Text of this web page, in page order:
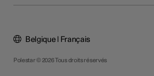
Polestar © 2026 Tous droits réservés
Belgique | Français